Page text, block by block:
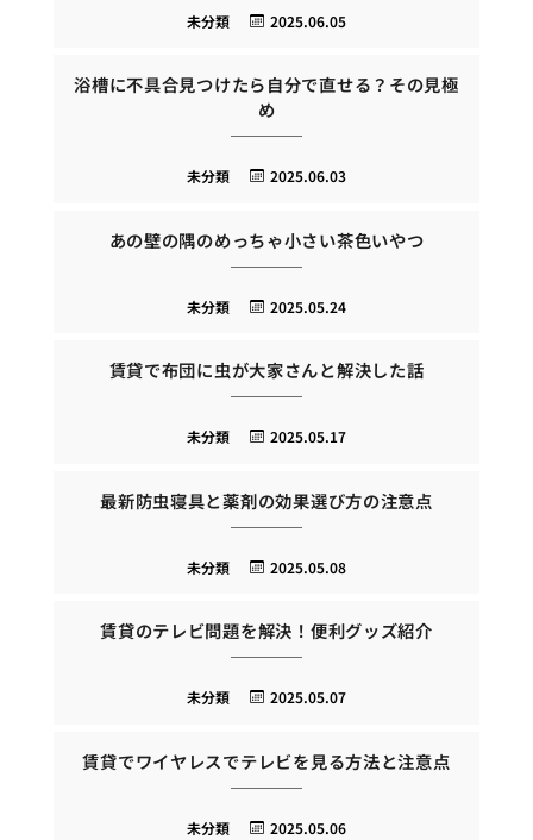
2025.06.05
未分類
浴槽に不具合見つけたら自分で直せる？その見極
め
2025.06.03
未分類
あの壁の隅のめっちゃ小さい茶色いやつ
2025.05.24
未分類
賃貸で布団に虫が大家さんと解決した話
2025.05.17
未分類
最新防虫寝具と薬剤の効果選び方の注意点
2025.05.08
未分類
賃貸のテレビ問題を解決！便利グッズ紹介
2025.05.07
未分類
賃貸でワイヤレスでテレビを見る方法と注意点
2025.05.06
未分類